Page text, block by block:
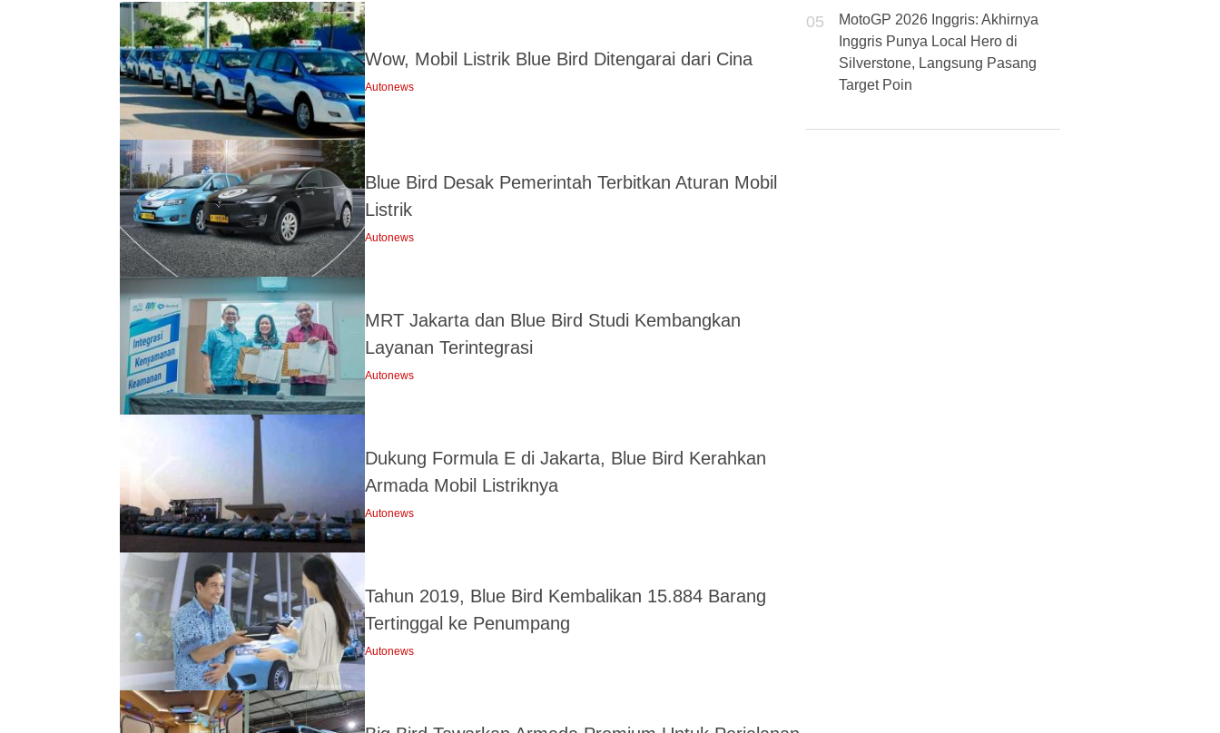
Wow, Mobil Listrik Blue Bird Ditengarai dari Cina
Autonews
Blue Bird Desak Pemerintah Terbitkan Aturan Mobil
Listrik
Autonews
MRT Jakarta dan Blue Bird Studi Kembangkan
Layanan Terintegrasi
Autonews
Dukung Formula E di Jakarta, Blue Bird Kerahkan
Armada Mobil Listriknya
Autonews
Tahun 2019, Blue Bird Kembalikan 15.884 Barang
Tertinggal ke Penumpang
Autonews
05
MotoGP 2026 Inggris: Akhirnya
Inggris Punya Local Hero di
Silverstone, Langsung Pasang
Target Poin